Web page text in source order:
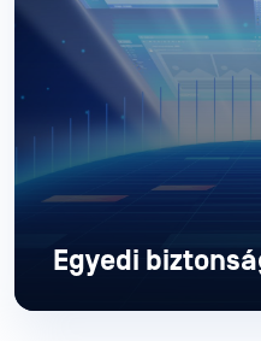
Egyedi